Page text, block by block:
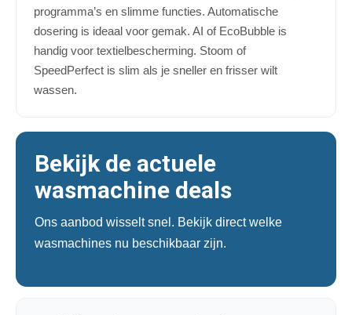
programma’s en slimme functies. Automatische
dosering is ideaal voor gemak. AI of EcoBubble is
handig voor textielbescherming. Stoom of
SpeedPerfect is slim als je sneller en frisser wilt
wassen.
Bekijk de actuele
wasmachine deals
Ons aanbod wisselt snel. Bekijk direct welke
wasmachines nu beschikbaar zijn.